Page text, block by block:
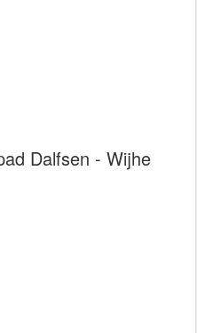
Dalfsen - Wijhe